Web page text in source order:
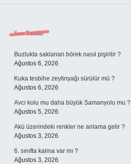
Sidebar
Son Yazılar
Buzlukta saklanan börek nasıl pişirilir ?
Ağustos 6, 2026
Kuka tesbihe zeytinyağı sürülür mü ?
Ağustos 6, 2026
Avcı kolu mu daha büyük Samanyolu mu ?
Ağustos 5, 2026
Akü üzerindeki renkler ne anlama gelir ?
Ağustos 3, 2026
6. sınıfta kalma var mı ?
Ağustos 3, 2026